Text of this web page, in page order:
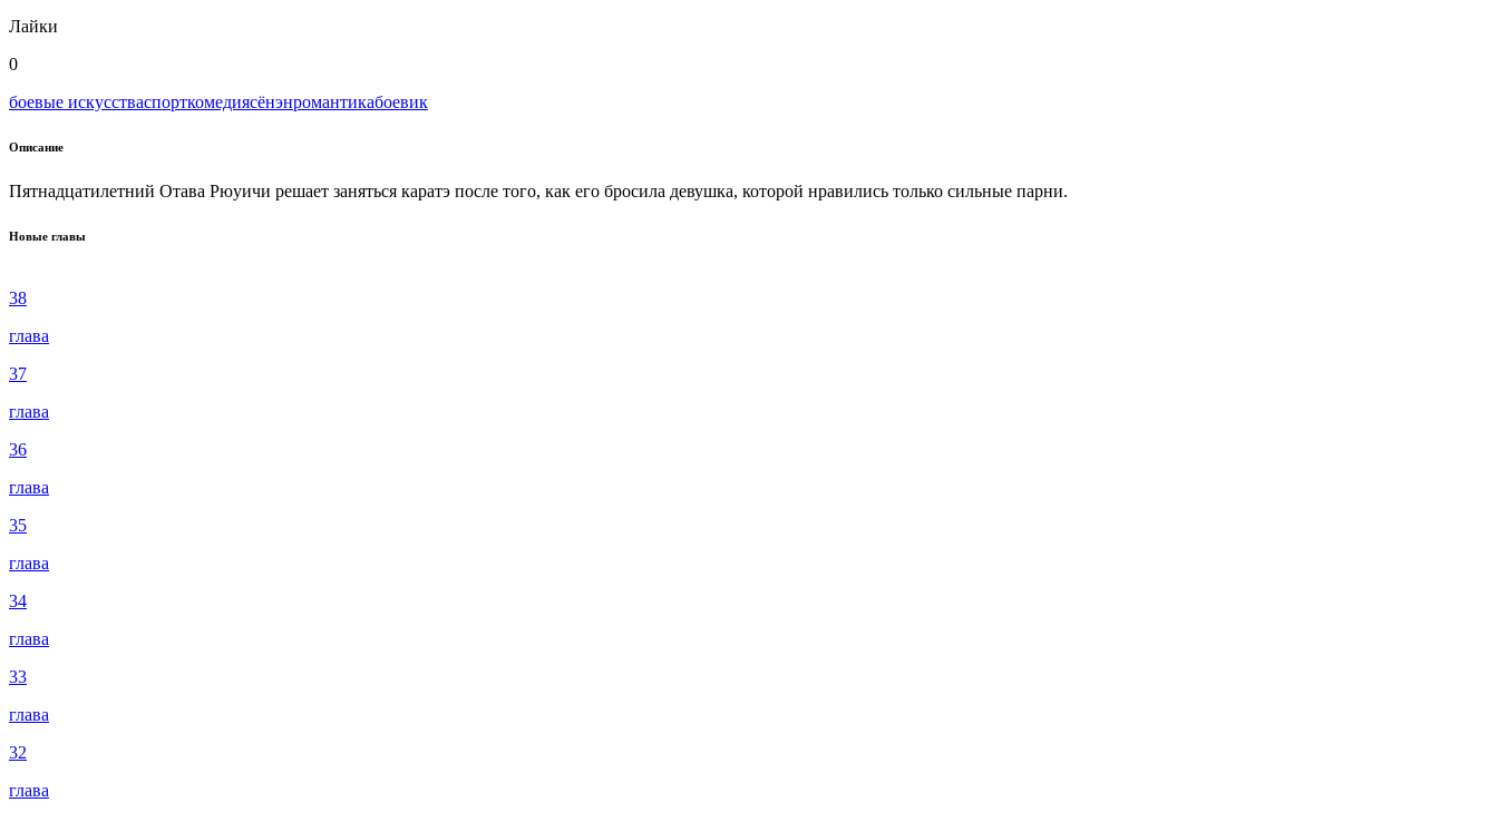
Лайки
0
боевые искусстваспорткомедиясёнэнромантикабоевик
Описание
Пятнадцатилетний Отава Рюуичи решает заняться каратэ после того, как его бросила девушка, которой нравились только сильные парни.
Новые главы
38
глава
37
глава
36
глава
35
глава
34
глава
33
глава
32
глава